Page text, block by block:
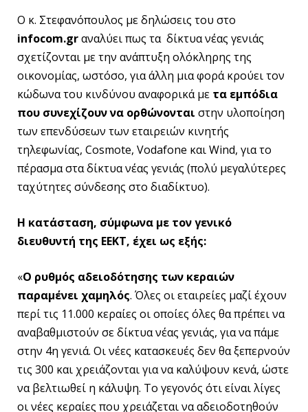
Ο κ. Στεφανόπουλος με δηλώσεις του στο
infocom.grαναλύει πως τα δίκτυα νέας γενιάς
σχετίζονται με την ανάπτυξη ολόκληρης της
οικονομίας, ωστόσο, για άλλη μια φορά κρούει τον
κώδωνα του κινδύνου αναφορικά με τα εμπόδια
που συνεχίζουν να ορθώνονται στην υλοποίηση
των επενδύσεων των εταιρειών κινητής
τηλεφωνίας, Cosmote, Vodafone και Wind, για το
πέρασμα στα δίκτυα νέας γενιάς (πολύ μεγαλύτερες
ταχύτητες σύνδεσης στο διαδίκτυο).
Η κατάσταση, σύμφωνα με τον γενικό
διευθυντή της ΕΕΚΤ, έχει ως εξής:
«Ο ρυθμός αδειοδότησης των κεραιών
παραμένει χαμηλός. Όλες οι εταιρείες μαζί έχουν
περί τις 11.000 κεραίες οι οποίες όλες θα πρέπει να
αναβαθμιστούν σε δίκτυα νέας γενιάς, για να πάμε
στην 4η γενιά. Οι νέες κατασκευές δεν θα ξεπερνούν
τις 300 και χρειάζονται για να καλύψουν κενά, ώστε
να βελτιωθεί η κάλυψη. Το γεγονός ότι είναι λίγες
οι νέες κεραίες που χρειάζεται να αδειοδοτηθούν